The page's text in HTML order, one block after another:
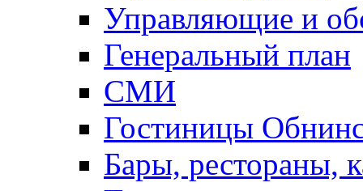
Управляющие и
Генеральный план
СМИ
Гостиницы
Бары, рестораны,